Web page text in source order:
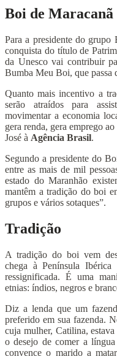
Boi de Maracanã
Para a presidente do grupo
conquista do título de
da Unesco vai contribuir
Bumba Meu Boi, que passa
Quanto mais incentivo a
serão atraídos para
movimentar a economia
gera renda, gera emprego
José à Agência Brasil.
Segundo a presidente do
entre as mais de mil
estado do Maranhão
mantêm a tradição do boi
grupos e vários sotaques”.
Tradição
A tradição do boi vem
chega à Península
ressignificada. É uma
etnias: índios, negros e
Diz a lenda que um
preferido em sua fazenda.
cuja mulher, Catilina,
o desejo de comer a
convence o marido a